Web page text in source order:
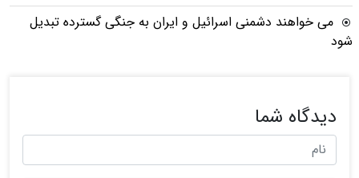
می خواهند دشمنی اسرائیل و ایران به جنگی گسترده تبدیل
شود
دیدگاه شما